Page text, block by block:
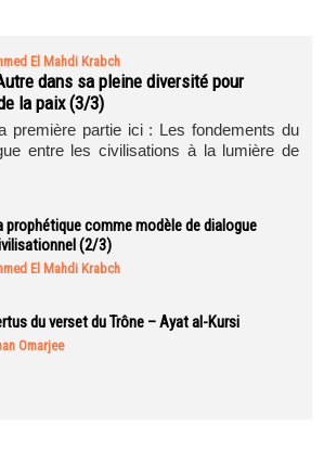
El Mahdi Krabch
dans sa pleine diversité pour
la paix (3/3)
première partie ici : Les fondements du
entre les civilisations à la lumière de
prophétique comme modèle de dialogue
(2/3)
El Mahdi Krabch
du verset du Trône – Ayat al-Kursi
Omarjee